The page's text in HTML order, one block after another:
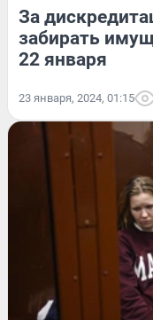
За
забирать
22 января
23 января, 2024, 01:15